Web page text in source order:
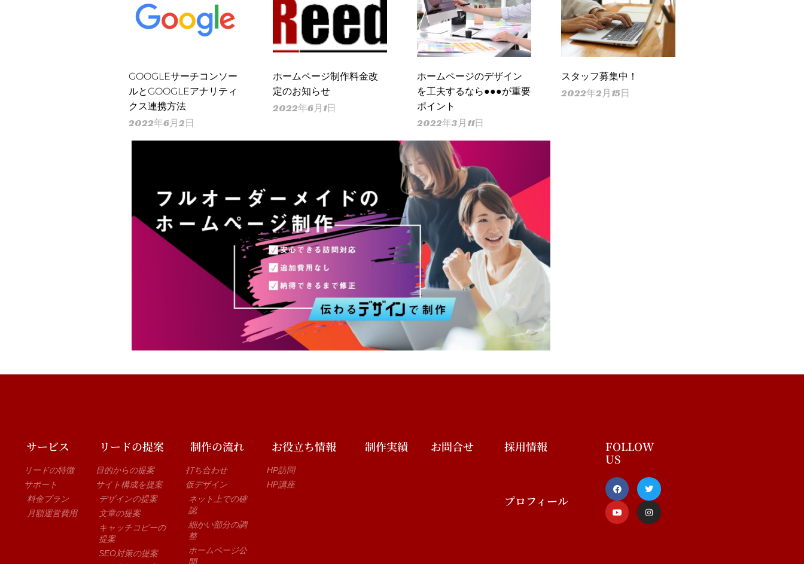
GOOGLEサーチコンソー
ルとGOOGLEアナリティ
クス連携方法
2022年6月2日
ホームページ制作料金改
定のお知らせ
2022年6月1日
ホームページのデザイン
を工夫するなら●●●が重要
ポイント
2022年3月11日
スタッフ募集中！
2022年2月15日
サービス
リードの特徴
サポート
料金プラン
月額運営費用
リードの提案
目的からの提案
サイト構成を提案
デザインの提案
文章の提案
キャッチコピーの
提案
SEO対策の提案
制作の流れ
打ち合わせ
仮デザイン
ネット上での確
認
細かい部分の調
整
ホームページ公
開
お役立ち情報
HP訪問
HP講座
制作実績 お問合せ 採用情報
プロフィール
FOLLOW
US
F
a
c
e
b
o
T
w
i
t
t
e
Y
o
u
t
u
b
I
n
s
t
a
g